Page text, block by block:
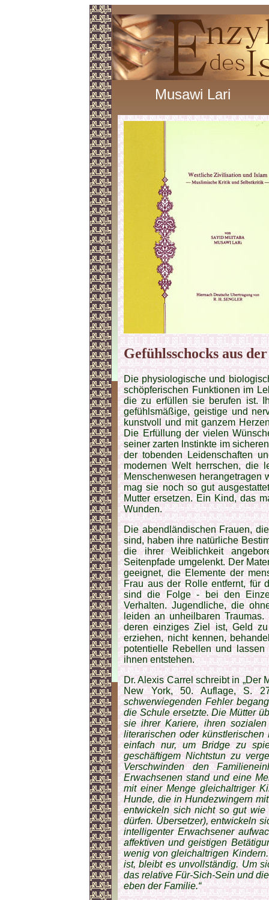
Musawi Lari
Gefühlsschocks aus
Die physiologische und
schöpferischen Funktionen im
die zu erfüllen sie berufen ist.
gefühlsmäßige, geistige und
kunstvoll und mit ganzem
Die Erfüllung der vielen
seiner zarten lnstinkte im
der tobenden Leidenschaften
modernen Welt herrschen, die
Menschenwesen herangetragen
mag sie noch so gut
Mutter ersetzen. Ein Kind, das
Wunden.
Die abendländischen Frauen,
sind, haben ihre natürliche
die ihrer Weiblichkeit
Seitenpfade umgelenkt. Der
geeignet, die Elemente der
Frau aus der Rolle entfernt, für
sind die Folge - bei den
Verhalten. Jugendliche, die
leiden an unheilbaren
deren einziges Ziel ist, Geld
erziehen, nicht kennen,
potentielle Rebellen und
ihnen entstehen.
Dr. Alexis Carrel schreibt in „Der
New York, 50. Auflage, S.
schwerwiegenden Fehler
die Schule ersetzte. Die Mütter
sie ihrer Kariere, ihren
literarischen oder
einfach nur, um Bridge zu
geschäftigem Nichtstun zu
Verschwinden den
Erwachsenen stand und eine
mit einer Menge gleichaltriger
Hunde, die in Hundezwingern
entwickeln sich nicht so gut
dürfen. Übersetzer), entwickeln
intelligenter Erwachsener
affektiven und geistigen
wenig von gleichaltrigen
ist, bleibt es unvollständig. Um
das relative Für-Sich-Sein und
eben der Familie.“